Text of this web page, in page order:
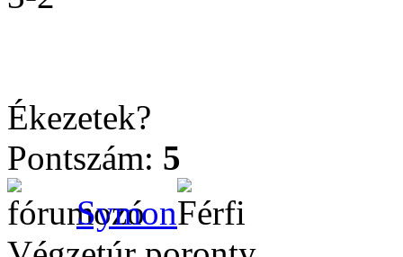
Ékezetek?
Pontszám: 5
Symon